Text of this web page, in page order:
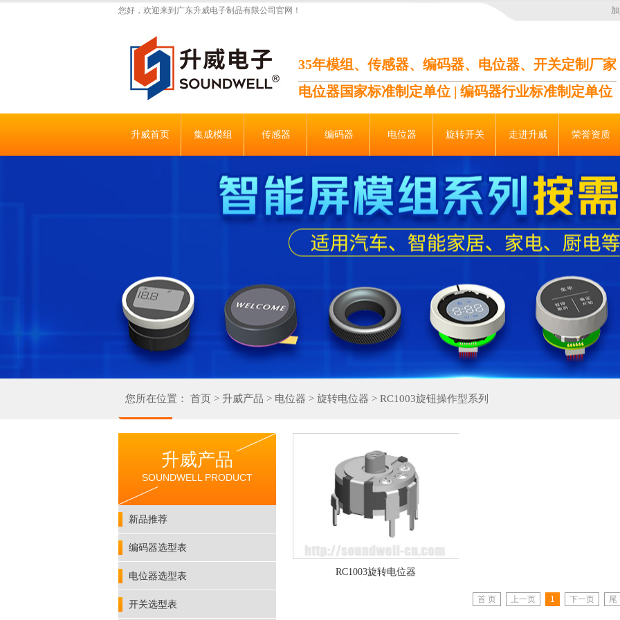
您好，欢迎来到广东升威电子制品有限公司官网！
35年模组、传感器、编码器、电位器、开关定制厂家
电位器国家标准制定单位 | 编码器行业标准制定单位
升威首页 集成模组 传感器 编码器 电位器 旋转开关 走进升威 荣誉资质
您所在位置： 首页 > 升威产品 > 电位器 > 旋转电位器 > RC1003旋钮操作型系列
升威产品
SOUNDWELL PRODUCT
新品推荐
编码器选型表
电位器选型表
开关选型表
RC1003旋转电位器
首 页 上一页 1 下一页 尾